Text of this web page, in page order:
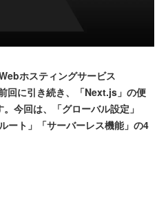
ホスティングサービス
回に引き続き、「Next.js」の便
今回は、「グローバル設定」
ート」「サーバーレス機能」の4